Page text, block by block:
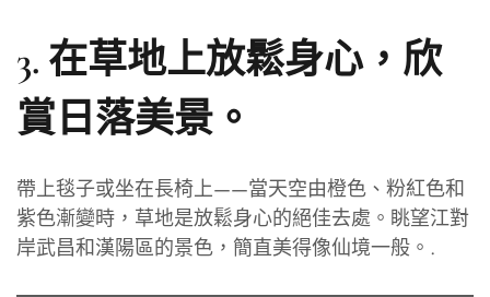
3. 在草地上放鬆身心，欣
賞日落美景。
帶上毯子或坐在長椅上——當天空由橙色、粉紅色和
紫色漸變時，草地是放鬆身心的絕佳去處。眺望江對
岸武昌和漢陽區的景色，簡直美得像仙境一般。.